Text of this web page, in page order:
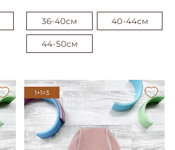
36-40см 40-44см
44-50см
1+1=3